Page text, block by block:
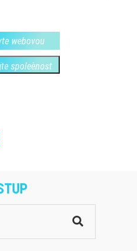
webovou
spoleènost